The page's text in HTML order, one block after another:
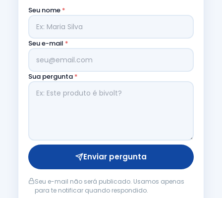
Seu nome *
Seu e-mail *
Sua pergunta *
Enviar pergunta
Seu e-mail não será publicado. Usamos apenas
para te notificar quando respondido.